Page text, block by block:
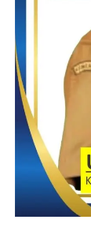
kasus-kasus
kami juga
melakukan
dialog dan
berkembang
Suprani –
Post